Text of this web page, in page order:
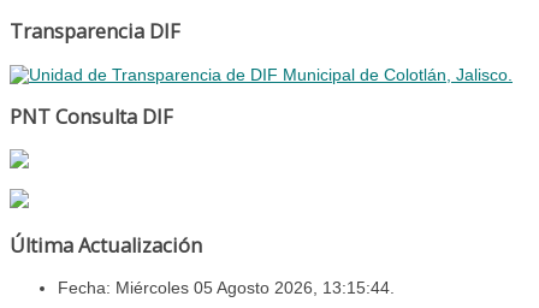
Transparencia DIF
PNT Consulta DIF
Última Actualización
Fecha: Miércoles 05 Agosto 2026, 13:15:44.